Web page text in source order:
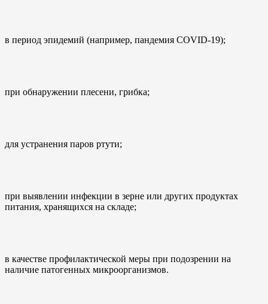
в период эпидемий (например, пандемия COVID-19);
при обнаружении плесени, грибка;
для устранения паров ртути;
при выявлении инфекции в зерне или других продуктах
питания, хранящихся на складе;
в качестве профилактической меры при подозрении на
наличие патогенных микроорганизмов.